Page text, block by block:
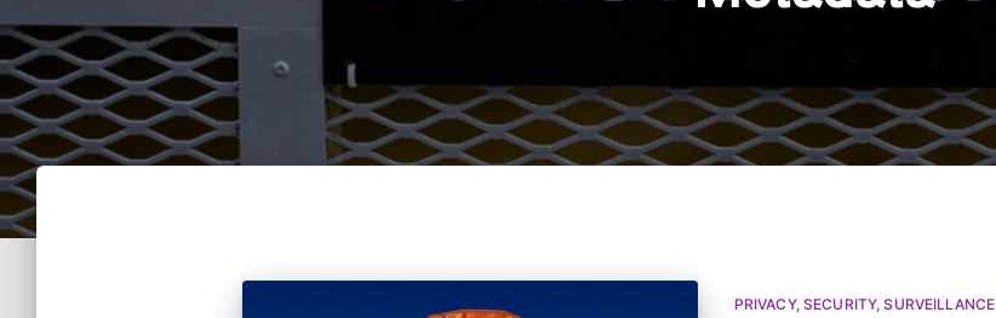
PRIVACY SECURITY SURVEILLANCE